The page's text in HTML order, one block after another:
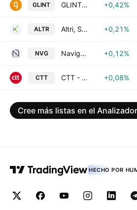
GLINT GLINTT GLOBAL, S.A. +0,42%
ALTR Altri, SGPS, S.A. +0,21%
NVG Navigator Company SA +0,12%
CTT CTT - Correios de Portugal SA +0,08%
Cree más listas en el Analizador
HECHO POR